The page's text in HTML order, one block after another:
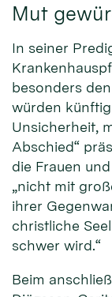
Mut
In seiner
besonders
würden
Unsicherheit,
Abschied“
die Frauen
„nicht mit
ihrer
christliche
schwer wird.“
Beim